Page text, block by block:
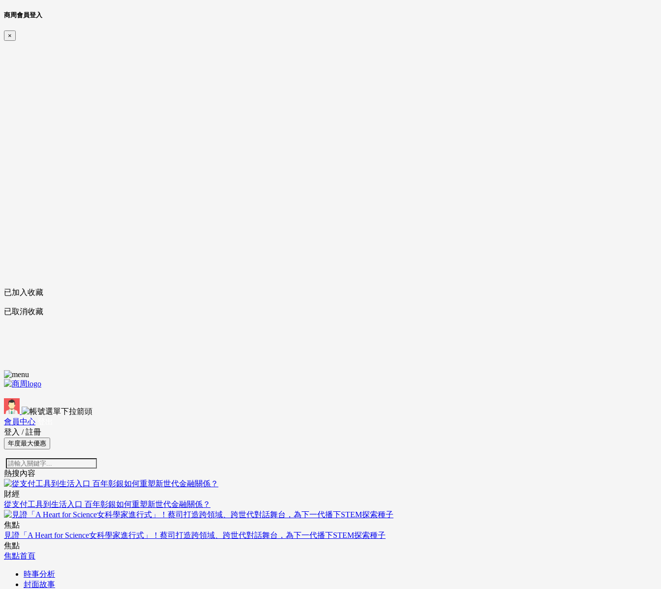
商周會員登入
×
已加入收藏
已取消收藏
會員中心
登入 / 註冊
年度最大優惠
熱搜內容
財經
從支付工具到生活入口 百年彰銀如何重塑新世代金融關係？
焦點
見證「A Heart for Science女科學家進行式」！蔡司打造跨領域、跨世代對話舞台，為下一代播下STEM探索種子
焦點
焦點首頁
時事分析
封面故事